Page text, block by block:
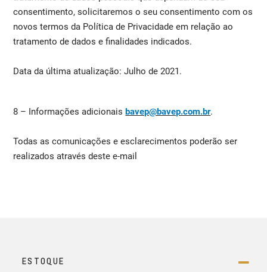
consentimento, solicitaremos o seu consentimento com os
novos termos da Política de Privacidade em relação ao
tratamento de dados e finalidades indicados.
Data da última atualização: Julho de 2021.
8 – Informações adicionaisbavep@bavep.com.br.
Todas as comunicações e esclarecimentos poderão ser
realizados através deste e-mail